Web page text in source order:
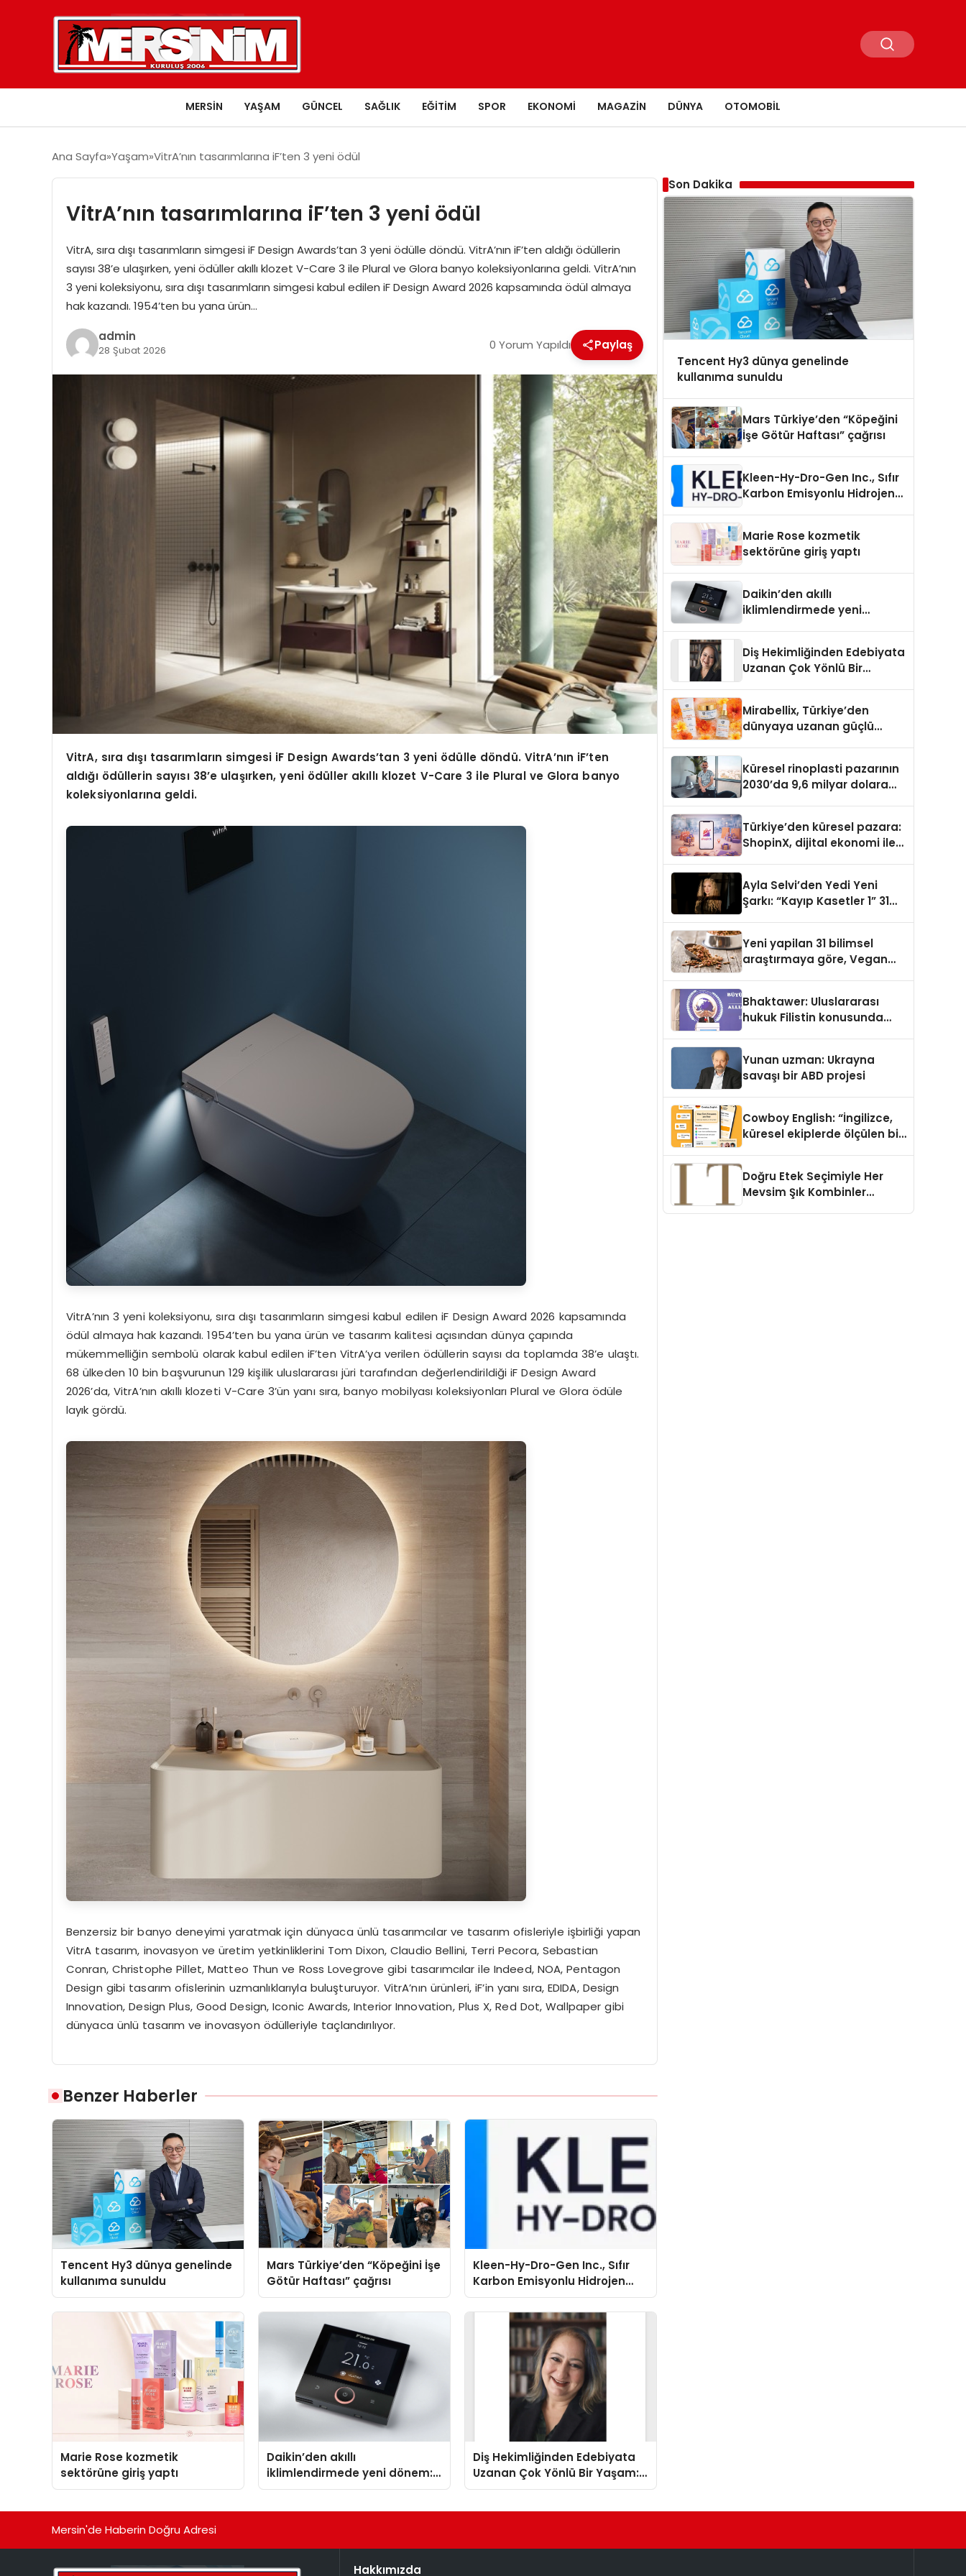
MERSIN YAŞAM GÜNCEL SAĞLIK EĞITIM SPOR EKONOMI MAGAZIN DÜNYA OTOMOBIL
Ana Sayfa Yaşam VitrA’nın tasarımlarına iF’ten 3 yeni ödül
VitrA’nın tasarımlarına iF’ten 3 yeni ödül
VitrA, sıra dışı tasarımların simgesi iF Design Awards’tan 3 yeni ödülle döndü. VitrA’nın iF’ten aldığı ödüllerin
sayısı 38’e ulaşırken, yeni ödüller akıllı klozet V-Care 3 ile Plural ve Glora banyo koleksiyonlarına geldi. VitrA’nın
3 yeni koleksiyonu, sıra dışı tasarımların simgesi kabul edilen iF Design Award 2026 kapsamında ödül almaya
hak kazandı. 1954’ten bu yana ürün…
admin
28 Şubat 2026 0 Yorum Yapıldı Paylaş
VitrA, sıra dışı tasarımların simgesi iF Design Awards’tan 3 yeni ödülle döndü. VitrA’nın iF’ten
aldığı ödüllerin sayısı 38’e ulaşırken, yeni ödüller akıllı klozet V-Care 3 ile Plural ve Glora banyo
koleksiyonlarına geldi.
VitrA’nın 3 yeni koleksiyonu, sıra dışı tasarımların simgesi kabul edilen iF Design Award 2026 kapsamında
ödül almaya hak kazandı. 1954’ten bu yana ürün ve tasarım kalitesi açısından dünya çapında
mükemmelliğin sembolü olarak kabul edilen iF’ten VitrA’ya verilen ödüllerin sayısı da toplamda 38’e ulaştı.
68 ülkeden 10 bin başvurunun 129 kişilik uluslararası jüri tarafından değerlendirildiği iF Design Award
2026’da, VitrA’nın akıllı klozeti V-Care 3’ün yanı sıra, banyo mobilyası koleksiyonları Plural ve Glora ödüle
layık gördü.
Benzersiz bir banyo deneyimi yaratmak için dünyaca ünlü tasarımcılar ve tasarım ofisleriyle işbirliği yapan
VitrA tasarım, inovasyon ve üretim yetkinliklerini Tom Dixon, Claudio Bellini, Terri Pecora, Sebastian
Conran, Christophe Pillet, Matteo Thun ve Ross Lovegrove gibi tasarımcılar ile Indeed, NOA, Pentagon
Design gibi tasarım ofislerinin uzmanlıklarıyla buluşturuyor. VitrA’nın ürünleri, iF’in yanı sıra, EDIDA, Design
Innovation, Design Plus, Good Design, Iconic Awards, Interior Innovation, Plus X, Red Dot, Wallpaper gibi
dünyaca ünlü tasarım ve inovasyon ödülleriyle taçlandırılıyor.
Benzer Haberler
Tencent Hy3 dünya genelinde
kullanıma sunuldu
Mars Türkiye’den “Köpeğini İşe
Götür Haftası” çağrısı
Kleen-Hy-Dro-Gen Inc., Sıfır
Karbon Emisyonlu Hidrojen
Isıtma Teknolojisinde ISO ve
TSSA Düzenleyici Onaylarını
Marie Rose kozmetik
sektörüne giriş yaptı
Daikin’den akıllı
iklimlendirmede yeni dönem:
Madoka Plus Türkiye’de
Diş Hekimliğinden Edebiyata
Uzanan Çok Yönlü Bir Yaşam:
Yeşim Şahin Yaman
Son Dakika
Tencent Hy3 dünya genelinde
kullanıma sunuldu
Mars Türkiye’den “Köpeğini
İşe Götür Haftası” çağrısı
Kleen-Hy-Dro-Gen Inc., Sıfır
Karbon Emisyonlu Hidrojen
Aldı
Marie Rose kozmetik
sektörüne giriş yaptı
Daikin’den akıllı
iklimlendirmede yeni
Diş Hekimliğinden Edebiyata
Uzanan Çok Yönlü Bir
Mirabellix, Türkiye’den
dünyaya uzanan güçlü
Küresel rinoplasti pazarının
2030’da 9,6 milyar dolara
Türkiye’den küresel pazara:
ShopinX, dijital ekonomi ile
Ayla Selvi’den Yedi Yeni
Şarkı: “Kayıp Kasetler 1” 31
Yeni yapilan 31 bilimsel
araştırmaya göre, Vegan
Sindirildiğini Ortaya Koydu
Bhaktawer: Uluslararası
hukuk Filistin konusunda
Yunan uzman: Ukrayna
savaşı bir ABD projesi
Cowboy English: “İngilizce,
küresel ekiplerde ölçülen bir
Doğru Etek Seçimiyle Her
Mevsim Şık Kombinler
Mersin'de Haberin Doğru Adresi
Hakkımızda